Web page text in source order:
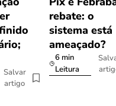
Salvar
artigo
rebate: o
sistema está
ameaçado?
6 min
Leitura